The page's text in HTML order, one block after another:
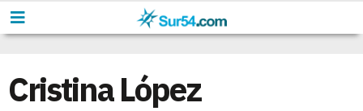
Cristina López